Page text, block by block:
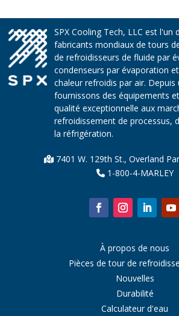
SPX Cooling Tech, LLC est l'un
fabricants mondiaux de tours
de refroidisseurs de fluide par
condenseurs par évaporation
chaleur refroidis par air. Depuis
fournissons des équipements
qualité exceptionnelle aux
refroidissement de processus,
la réfrigération.
7401 W. 129th St., Overland
1-800-4-MARLEY
À propos de nous
Pièces de tour de
Nouvelles
Durabilité
Calculateur d'eau